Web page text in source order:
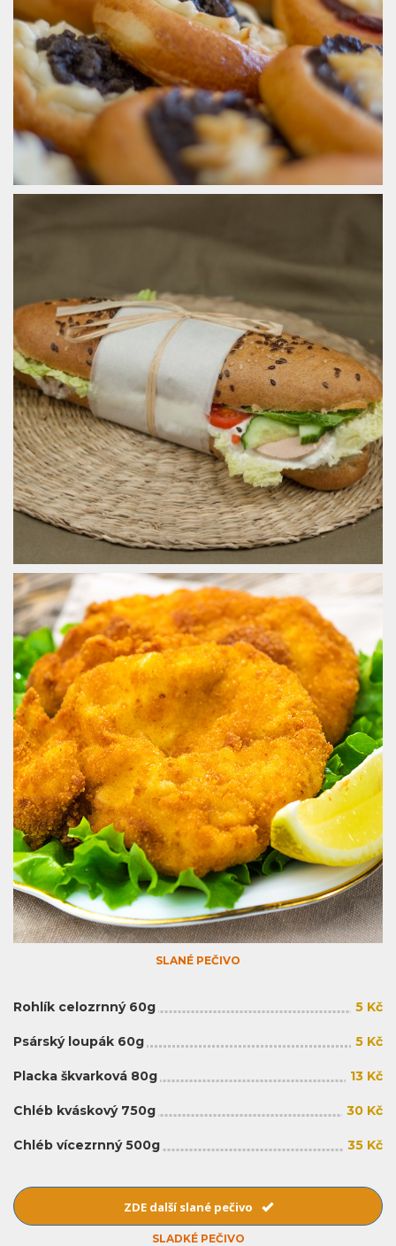
SLANÉ PEČIVO
Rohlík celozrnný 60g 5 Kč
Psárský loupák 60g 5 Kč
Placka škvarková 80g 13 Kč
Chléb kváskový 750g 30 Kč
Chléb vícezrnný 500g 35 Kč
ZDE další slané pečivo
SLADKÉ PEČIVO